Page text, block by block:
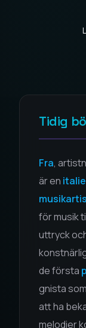
Tidig
Fra,
är en
för musik
uttryck
de första
gnista
att ha
melodier